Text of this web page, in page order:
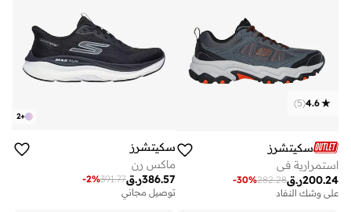
4.6
(
5
)
سكيتشرز
استمرارية في
ر.ق200.24
282.28
-30%
على وشك النفاد
+
2
سكيتشرز
ماكس رن
ر.ق386.57
391.77
-2%
توصيل مجاني